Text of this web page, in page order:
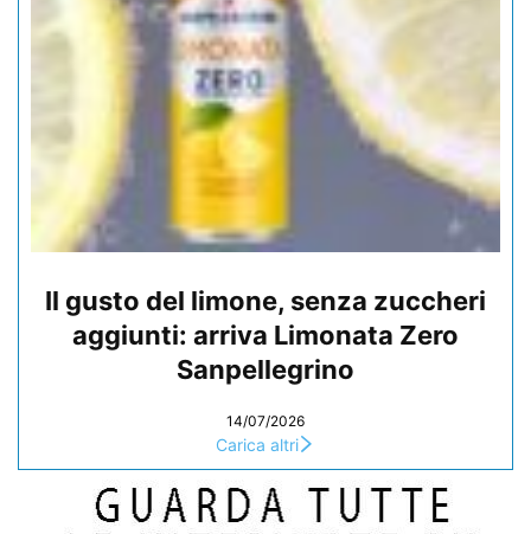
Il gusto del limone, senza zuccheri
aggiunti: arriva Limonata Zero
Sanpellegrino
14/07/2026
Carica altri